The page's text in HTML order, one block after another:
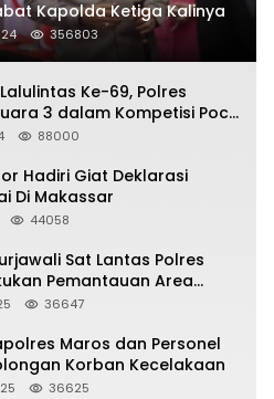
Kapolda Ketiga Kalinya
356803
Ke-69, Polres
3 dalam Kompetisi Pocil
88000
Hadiri Giat Deklarasi
Di Makassar
44058
Sat Lantas Polres
Pemantauan Area
36647
Maros dan Personel
Korban Kecelakaan
36625